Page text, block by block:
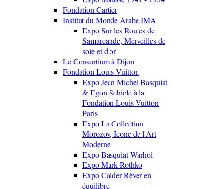
Fondation Cartier
Institut du Monde Arabe IMA
Expo Sur les Routes de
Samarcande, Merveilles de
soie et d'or
Le Consortium à Dijon
Fondation Louis Vuitton
Expo Jean Michel Basquiat
& Egon Schiele à la
Fondation Louis Vuitton
Paris
Expo La Collection
Morozov, Icone de l'Art
Moderne
Expo Basquiat Warhol
Expo Mark Rothko
Expo Calder Rêver en
équilibre